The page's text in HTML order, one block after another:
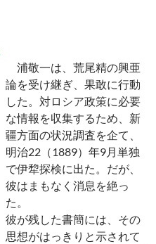
浦敬一は、荒尾精の興亜
論を受け継ぎ、果敢に行動
した。対ロシア政策に必要
な情報を収集するため、新
疆方面の状況調査を企て、
明治22（1889）年9月単独
で伊犂探検に出た。だが、
彼はまもなく消息を絶っ
た。
彼が残した書簡には、その
思想がはっきりと示されて